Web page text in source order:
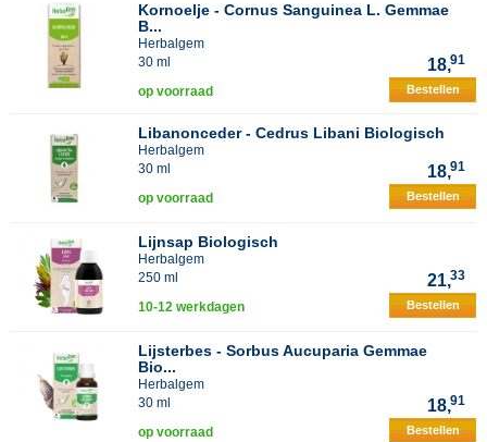
Kornoelje - Cornus Sanguinea L. Gemmae
B...
Herbalgem
30 ml
18,91
op voorraad Bestellen
Libanonceder - Cedrus Libani Biologisch
Herbalgem
30 ml
18,91
op voorraad Bestellen
Lijnsap Biologisch
Herbalgem
250 ml
21,33
10-12 werkdagen Bestellen
Lijsterbes - Sorbus Aucuparia Gemmae
Bio...
Herbalgem
30 ml
18,91
op voorraad Bestellen